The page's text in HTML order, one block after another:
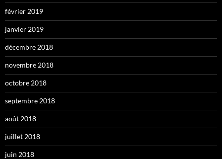
février 2019
janvier 2019
décembre 2018
novembre 2018
octobre 2018
septembre 2018
août 2018
juillet 2018
juin 2018